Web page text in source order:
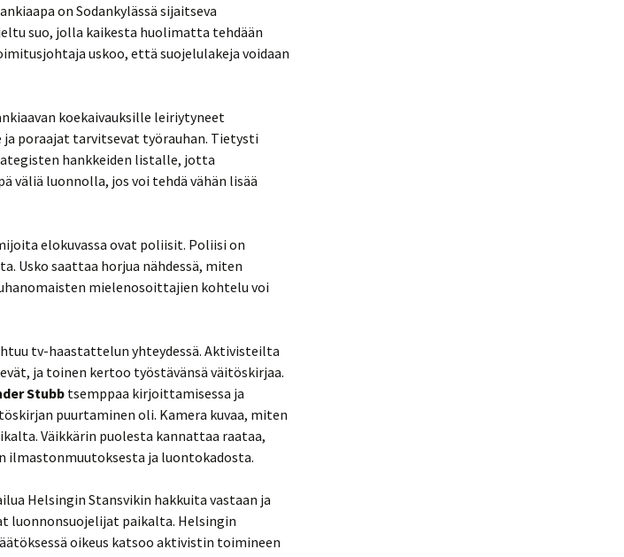
on Sodankylässä sijaitseva
suo, jolla kaikesta huolimatta tehdään
uskoo, että suojelulakeja voidaan
koekaivauksille leiriytyneet
poraajat tarvitsevat työrauhan. Tietysti
hankkeiden listalle, jotta
väliä luonnolla, jos voi tehdä vähän lisää
elokuvassa ovat poliisit. Poliisi on
Usko saattaa horjua nähdessä, miten
mielenosoittajien kohtelu voi
tv-haastattelun yhteydessä. Aktivisteilta
ja toinen kertoo työstävänsä väitöskirjaa.
Stubbtsemppaa kirjoittamisessa ja
puurtaminen oli. Kamera kuvaa, miten
Väikkärin puolesta kannattaa raataa,
ilmastonmuutoksesta ja luontokadosta.
Helsingin Stansvikin hakkuita vastaan ja
luonnonsuojelijat paikalta. Helsingin
oikeus katsoo aktivistin toimineen